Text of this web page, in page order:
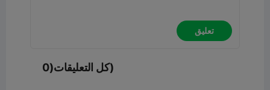
تعليق
كل التعليقات(0)